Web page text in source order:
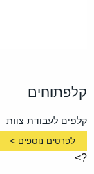
קלפתוחים
קלפים לעבודת צוות
לפרטים נוספים >
?>